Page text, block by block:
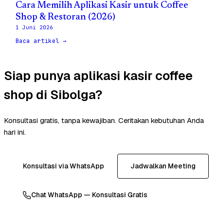
Cara Memilih Aplikasi Kasir untuk Coffee
Shop & Restoran (2026)
1 Juni 2026
Baca artikel →
Siap punya aplikasi kasir coffee
shop di Sibolga?
Konsultasi gratis, tanpa kewajiban. Ceritakan kebutuhan Anda
hari ini.
Konsultasi via WhatsApp Jadwalkan Meeting
Chat WhatsApp — Konsultasi Gratis